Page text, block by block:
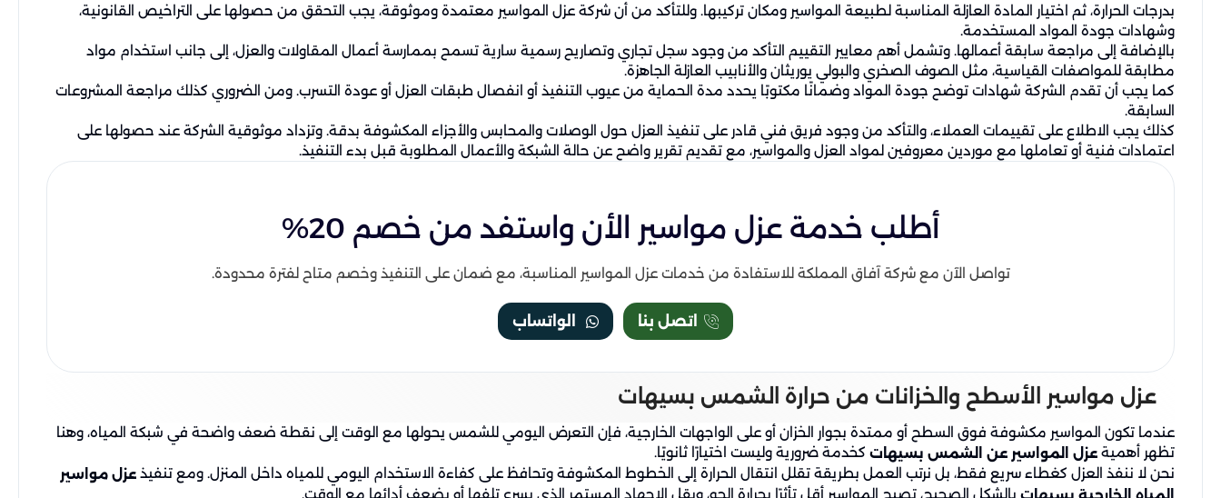
بدرجات الحرارة، ثم اختيار المادة العازلة المناسبة لطبيعة المواسير ومكان تركيبها. وللتأكد من أن شركة عزل المواسير معتمدة وموثوقة، يجب التحقق من حصولها على التراخيص القانونية،
وشهادات جودة المواد المستخدمة.
بالإضافة إلى مراجعة سابقة أعمالها. وتشمل أهم معايير التقييم التأكد من وجود سجل تجاري وتصاريح رسمية سارية تسمح بممارسة أعمال المقاولات والعزل، إلى جانب استخدام مواد
مطابقة للمواصفات القياسية، مثل الصوف الصخري والبولي يوريثان والأنابيب العازلة الجاهزة.
كما يجب أن تقدم الشركة شهادات توضح جودة المواد وضمانًا مكتوبًا يحدد مدة الحماية من عيوب التنفيذ أو انفصال طبقات العزل أو عودة التسرب. ومن الضروري كذلك مراجعة المشروعات
السابقة.
كذلك يجب الاطلاع على تقييمات العملاء، والتأكد من وجود فريق فني قادر على تنفيذ العزل حول الوصلات والمحابس والأجزاء المكشوفة بدقة. وتزداد موثوقية الشركة عند حصولها على
اعتمادات فنية أو تعاملها مع موردين معروفين لمواد العزل والمواسير، مع تقديم تقرير واضح عن حالة الشبكة والأعمال المطلوبة قبل بدء التنفيذ.
أطلب خدمة عزل مواسير الأن واستفد من خصم 20%
تواصل الآن مع شركة آفاق المملكة للاستفادة من خدمات عزل المواسير المناسبة، مع ضمان على التنفيذ وخصم متاح لفترة محدودة.
اتصل بنا الواتساب
عزل مواسير الأسطح والخزانات من حرارة الشمس بسيهات
عندما تكون المواسير مكشوفة فوق السطح أو ممتدة بجوار الخزان أو على الواجهات الخارجية، فإن التعرض اليومي للشمس يحولها مع الوقت إلى نقطة ضعف واضحة في شبكة المياه، وهنا
تظهر أهمية عزل المواسير عن الشمس بسيهات كخدمة ضرورية وليست اختيارًا ثانويًا.
نحن لا ننفذ العزل كغطاء سريع فقط، بل نرتب العمل بطريقة تقلل انتقال الحرارة إلى الخطوط المكشوفة وتحافظ على كفاءة الاستخدام اليومي للمياه داخل المنزل. ومع تنفيذ عزل مواسير
المياه الخارجية بسيهات بالشكل الصحيح، تصبح المواسير أقل تأثرًا بحرارة الجو، ويقل الإجهاد المستمر الذي يسرع تلفها أو يضعف أدائها مع الوقت.